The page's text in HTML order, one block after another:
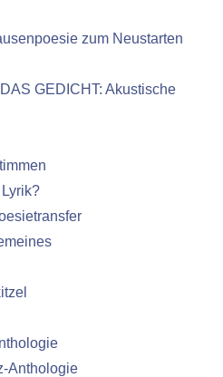
zum Neustarten
GEDICHT: Akustische
Anthologie